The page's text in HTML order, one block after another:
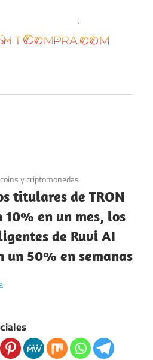
y criptomonedas
titulares de TRON
10% en un mes, los
de Ruvi AI
un 50% en semanas